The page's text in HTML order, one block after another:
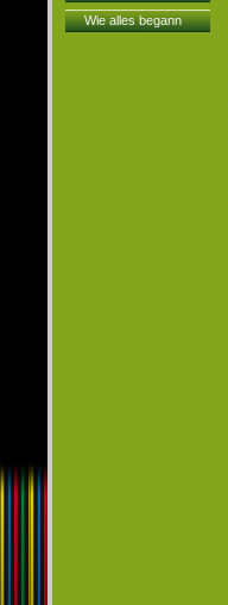
Wie alles begann